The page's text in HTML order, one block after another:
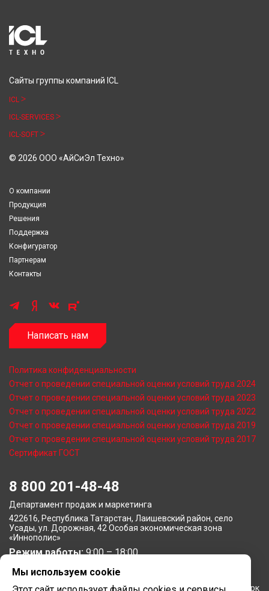
Сайты группы компаний ICL
ICL
ICL-SERVICES
ICL-SOFT
© 2026 ООО «АйСиЭл Техно»
О компании
Продукция
Решения
Поддержка
Конфигуратор
Партнерам
Контакты
Написать нам
Политика конфиденциальности
Отчет о проведении специальной оценки условий труда 2024
Отчет о проведении специальной оценки условий труда 2023
Отчет о проведении специальной оценки условий труда 2022
Отчет о проведении специальной оценки условий труда 2019
Отчет о проведении специальной оценки условий труда 2017
Сертификат ГОСТ
8 800 201-48-48
Департамент продаж и маркетинга
422616, Республика Татарстан, Лаишевский район, село
Усады, ул. Дорожная, 42 Особая экономическая зона
«Иннополис»
Режим работы:9:00 – 18:00
Московское представительство
105064, г. Москва, Нижний Сусальный переулок, 5, бизнес-парк
Мы используем cookie